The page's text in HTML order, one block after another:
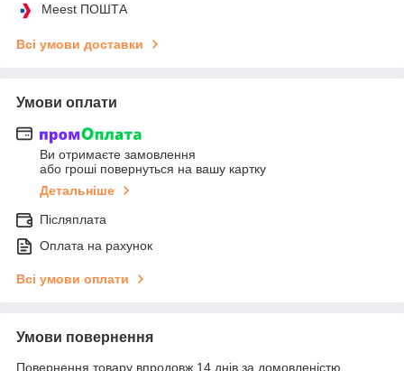
Meest ПОШТА
Всі умови доставки
Умови оплати
Ви отримаєте замовлення
або гроші повернуться на вашу картку
Детальніше
Післяплата
Оплата на рахунок
Всі умови оплати
Умови повернення
Повернення товару впродовж 14 днів за домовленістю